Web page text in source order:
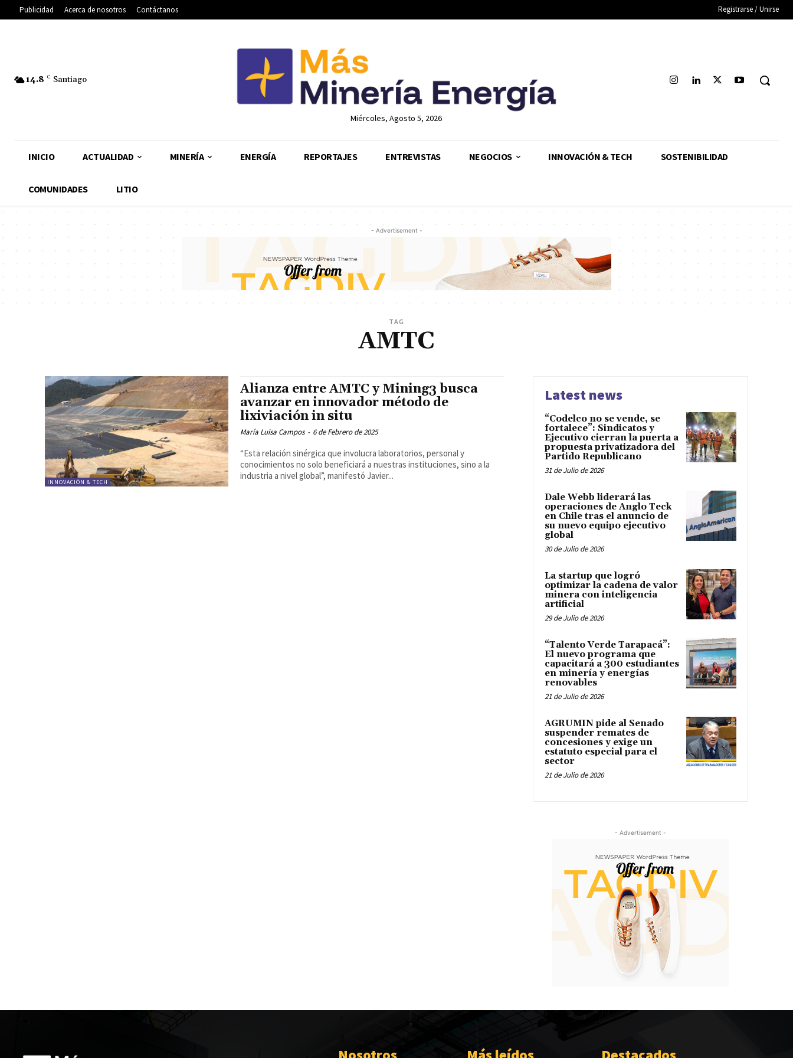
Publicidad Acerca de nosotros Contáctanos Registrarse / Unirse
14.8 C Santiago
Miércoles, Agosto 5, 2026
INICIO ACTUALIDAD MINERÍA ENERGÍA REPORTAJES ENTREVISTAS NEGOCIOS INNOVACIÓN & TECH SOSTENIBILIDAD
COMUNIDADES LITIO
- Advertisement -
TAG
AMTC
INNOVACIÓN & TECH
Alianza entre AMTC y Mining3 busca
avanzar en innovador método de
lixiviación in situ
María Luisa Campos - 6 de Febrero de 2025
“Esta relación sinérgica que involucra laboratorios, personal y
conocimientos no solo beneficiará a nuestras instituciones, sino a la
industria a nivel global”, manifestó Javier...
Latest news
“Codelco no se vende, se
fortalece”: Sindicatos y
Ejecutivo cierran la puerta a
propuesta privatizadora del
Partido Republicano
31 de Julio de 2026
Dale Webb liderará las
operaciones de Anglo Teck
en Chile tras el anuncio de
su nuevo equipo ejecutivo
global
30 de Julio de 2026
La startup que logró
optimizar la cadena de valor
minera con inteligencia
artificial
29 de Julio de 2026
“Talento Verde Tarapacá”:
El nuevo programa que
capacitará a 300 estudiantes
en minería y energías
renovables
21 de Julio de 2026
AGRUMIN pide al Senado
suspender remates de
concesiones y exige un
estatuto especial para el
sector
21 de Julio de 2026
- Advertisement -